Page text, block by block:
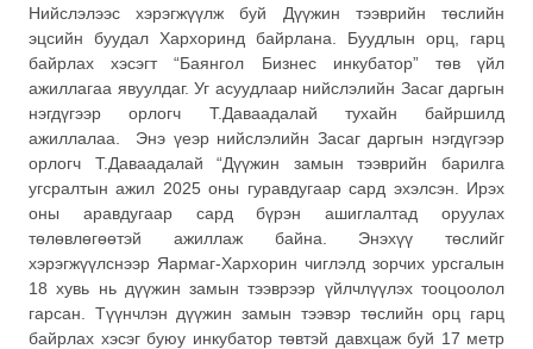
Нийслэлээс хэрэгжүүлж буй Дүүжин тээврийн төслийн
эцсийн буудал Хархоринд байрлана. Буудлын орц, гарц
байрлах хэсэгт “Баянгол Бизнес инкубатор” төв үйл
ажиллагаа явуулдаг. Уг асуудлаар нийслэлийн Засаг даргын
нэгдүгээр орлогч Т.Даваадалай тухайн байршилд
ажиллалаа. Энэ үеэр нийслэлийн Засаг даргын нэгдүгээр
орлогч Т.Даваадалай “Дүүжин замын тээврийн барилга
угсралтын ажил 2025 оны гуравдугаар сард эхэлсэн. Ирэх
оны аравдугаар сард бүрэн ашиглалтад оруулах
төлөвлөгөөтэй ажиллаж байна. Энэхүү төслийг
хэрэгжүүлснээр Яармаг-Хархорин чиглэлд зорчих урсгалын
18 хувь нь дүүжин замын тээврээр үйлчлүүлэх тооцоолол
гарсан. Түүнчлэн дүүжин замын тээвэр төслийн орц гарц
байрлах хэсэг буюу инкубатор төвтэй давхцаж буй 17 метр